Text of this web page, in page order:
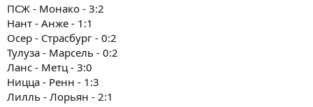
ПСЖ - Монако - 3:2
Нант - Анже - 1:1
Осер - Страсбург - 0:2
Тулуза - Марсель - 0:2
Ланс - Метц - 3:0
Ницца - Ренн - 1:3
Лилль - Лорьян - 2:1